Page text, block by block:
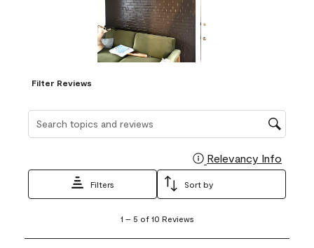
Filter Reviews
Relevancy Info
Filters Sort by
5
1 – 5 of 10 Reviews